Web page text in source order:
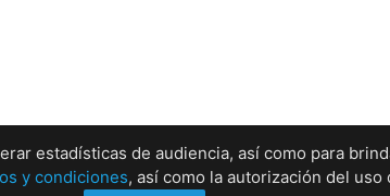
estadísticas de audiencia, así como para
y condiciones, así como la autorización del